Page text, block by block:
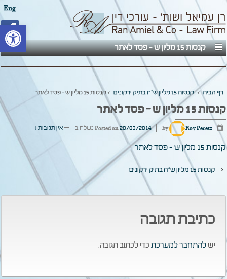
פתח
קנסות 15 מליון ש - פסד לאתר
Eng
דף הבית › קנסות 15 מליון ש"ח בתיק ירקונים ›קנסות 15 מליון ש – פסד לאתר
קנסות 15 מליון ש – פסד לאתר
Posted on20/03/2014 by Roy Peretz נשלח ב —אין תגובות ↓
קנסות 15 מליון ש - פסד לאתר
‹ קנסות 15 מליון ש"ח בתיק ירקונים
כתיבת תגובה
ישלהתחבר למערכתכדי לכתוב תגובה.